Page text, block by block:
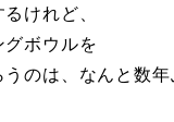
けれど、
グボウルを
うのは、なんと数